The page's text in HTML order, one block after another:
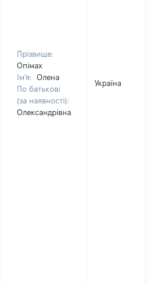
Прізвище:
Опімах
Ім'я:
Олена
По батькові
(за наявності):
Олександрівна
Україна